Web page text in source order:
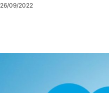
26/09/2022